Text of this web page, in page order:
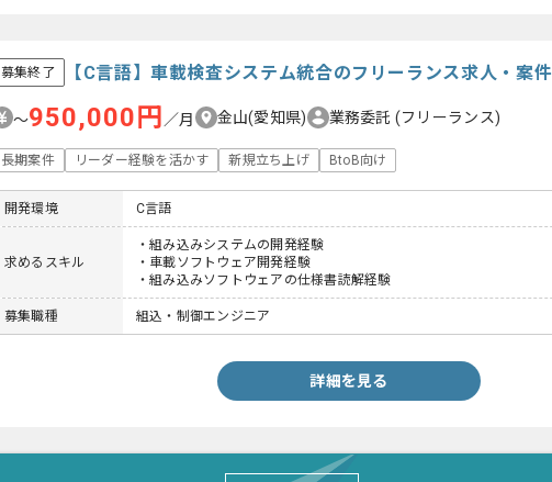
募集終了 【C言語】車載検査システム統合のフリーランス求人・案件
〜950,000円 ／月 金山(愛知県) 業務委託 (フリーランス)
長期案件 リーダー経験を活かす 新規立ち上げ BtoB向け
開発環境 C言語
求めるスキル
・組み込みシステムの開発経験
・車載ソフトウェア開発経験
・組み込みソフトウェアの仕様書読解経験
募集職種 組込・制御エンジニア
詳細を見る